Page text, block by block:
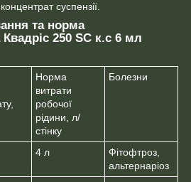
концентрат суспензії.
та норма
250 SC к.с 6 мл
Норма
витрати
робочої
рідини, л/
стінку
Болезни
4 л
Фітофтроз,
альтернаріоз